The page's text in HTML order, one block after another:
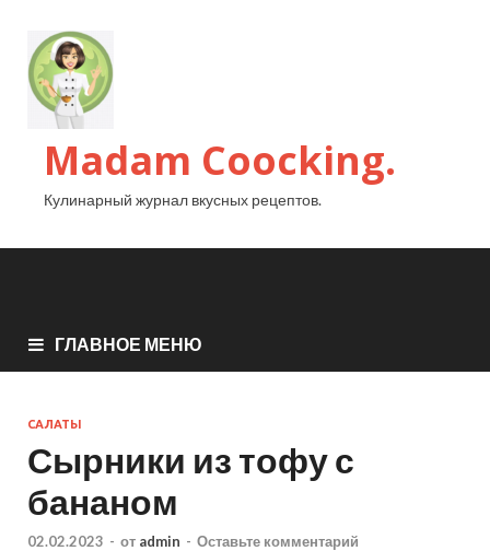
Madam Coocking.
Кулинарный журнал вкусных рецептов.
ГЛАВНОЕ МЕНЮ
САЛАТЫ
Сырники из тофу с
бананом
02.02.2023 - от admin - Оставьте комментарий